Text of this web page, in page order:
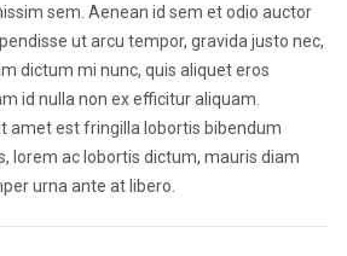
sem. Aenean id sem et odio auctor
ut arcu tempor, gravida justo nec,
dictum mi nunc, quis aliquet eros
id nulla non ex efficitur aliquam.
amet est fringilla lobortis bibendum
lorem ac lobortis dictum, mauris diam
urna ante at libero.